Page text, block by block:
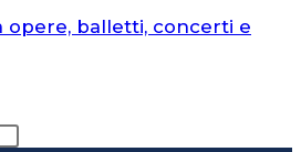
opere, balletti, concerti e